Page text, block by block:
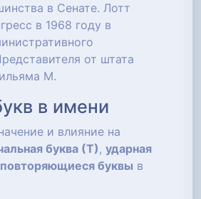
в Сенате. Лотт
в 1968 году в
от штата
M.
в имени
и влияние на
буква (Т), ударная
повторяющиеся буквы в